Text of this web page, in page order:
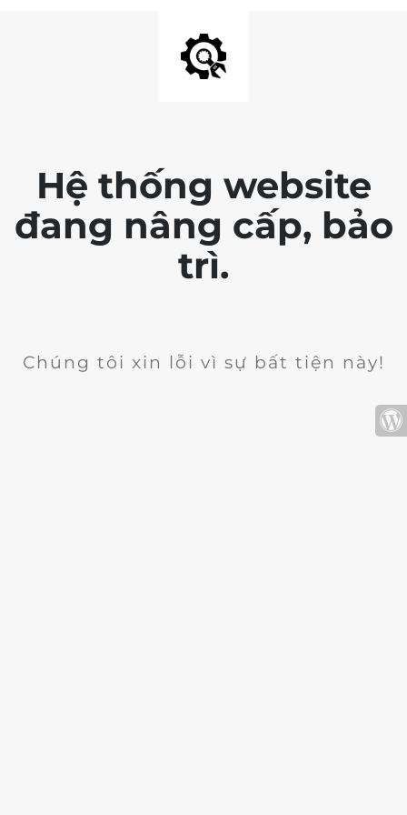
Hệ thống website
đang nâng cấp, bảo
trì.
Chúng tôi xin lỗi vì sự bất tiện này!